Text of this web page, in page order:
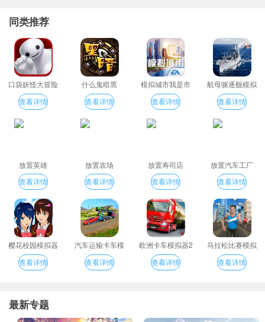
同类推荐
口袋妖怪大冒险
查看详情
什么鬼暗黑
查看详情
模拟城市我是市
长
查看详情
航母驱逐舰模拟
器
查看详情
放置英雄
查看详情
放置农场
查看详情
放置寿司店
查看详情
放置汽车工厂
查看详情
樱花校园模拟器
查看详情
汽车运输卡车模
拟器
查看详情
欧洲卡车模拟器2
查看详情
马拉松比赛模拟
器
查看详情
最新专题